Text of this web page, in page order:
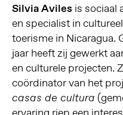
Silvia Aviles is sociaal
en specialist in
toerisme in Nicaragua.
jaar heeft zij gewerkt
en culturele projecten.
coördinator van het
casas de cultura